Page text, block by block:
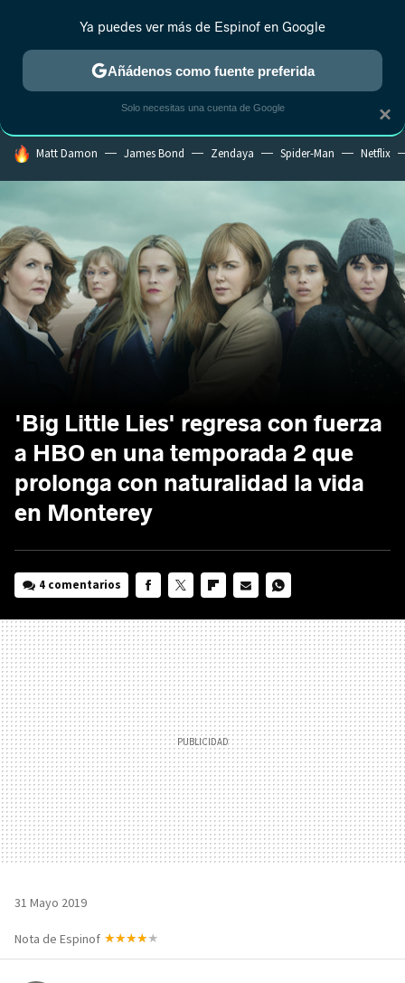
ESTRENOS REALITY ANIME RANKINGS CINE
HOY SE HABLA DE
Matt Damon James Bond Zendaya Spider-Man Netflix
'Big Little Lies' regresa con fuerza
a HBO en una temporada 2 que
prolonga con naturalidad la vida
en Monterey
4 comentarios
MAIL
31 Mayo 2019
Nota de Espinof
×
Ya puedes ver más de Espinof en Google
Añádenos como fuente preferida
Solo necesitas una cuenta de Google